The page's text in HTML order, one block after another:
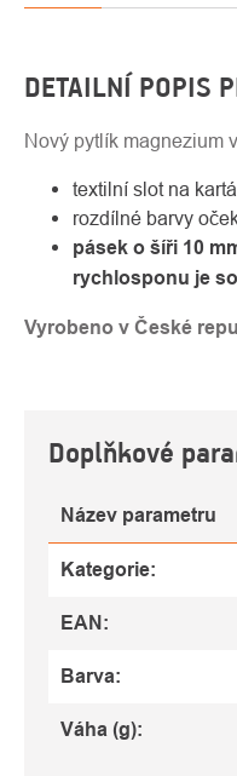
DETAILNÍ POPIS
Nový pytlík magnezium
textilní slot na
rozdílné barvy
pásek o šíři 10
rychlosponu je
Vyrobeno v České
Doplňkové
Název parametru
Kategorie:
EAN :
Barva:
Váha (g):